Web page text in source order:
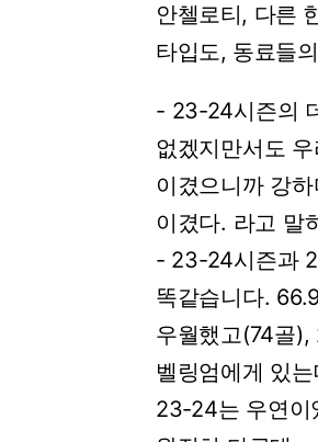
안첼로티, 다른
타입도, 동료들의
- 23-24시즌의
없겠지만서도
이겼으니까 강
이겼다. 라고 말
- 23-24시즌과
똑같습니다.
우월했고(74골),
벨링엄에게 있
23-24는 우연이